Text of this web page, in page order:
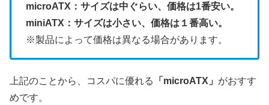
microATX：サイズは中ぐらい、価格は1番安い。
miniATX：サイズは小さい、価格は１番高い。
※製品によって価格は異なる場合があります。
上記のことから、コスパに優れる 「microATX」 がおすす
めです。